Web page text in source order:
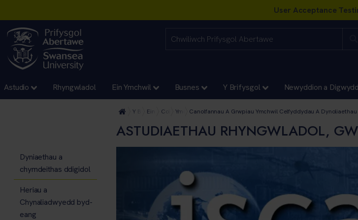
Astudio Rhyngwladol Ein Ymchwil Busnes Y Brifysgol Newyddion a
Y BrifysgolEin Cyfadrannau
Coleg y Celfyddydau a’r Dyniaethau
Ymchwil y Celfyddydau a’r Dyniaethau
Canolfannau A Grwpiau Ymchwil Celfyddydau A Dynoliaethau
ASTUDIAETHAU RHYNGWLADOL,
Dyniaethau a
chymdeithas ddigidol
Heriau a
Chynaliadwyedd byd-
eang